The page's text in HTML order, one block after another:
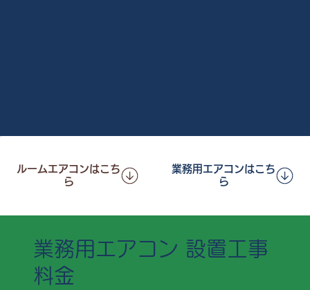
業務用エアコンはこち
ら
ルームエアコンはこち
ら
業務用エアコン 設置工事
料金